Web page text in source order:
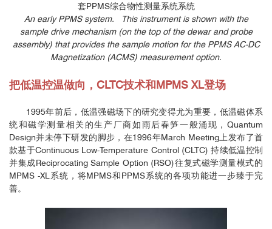
套PPMS综合物性测量系统系统
An early PPMS system. This instrument is shown with the
sample drive mechanism (on the top of the dewar and probe
assembly) that provides the sample motion for the PPMS AC-DC
Magnetization (ACMS) measurement option.
把低温控温做向，CLTC技术和MPMS XL登场
1995年前后，低温强磁场下的研究变得尤为重要，低温磁体系
统和磁学测量相关的生产厂商如雨后春笋一般涌现，Quantum
Design并未停下研发的脚步，在1996年March Meeting上发布了首
款基于Continuous Low-Temperature Control (CLTC) 持续低温控制
并集成Reciprocating Sample Option (RSO)往复式磁学测量模式的
MPMS -XL系统，将MPMS和PPMS系统的各项功能进一步臻于完
善。